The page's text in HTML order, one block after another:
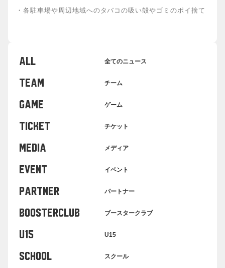
・各駐車場や周辺地域へのタバコの吸い殻やゴミのポイ捨て
ALL 全てのニュース
TEAM チーム
GAME ゲーム
TICKET チケット
MEDIA メディア
EVENT イベント
PARTNER パートナー
BOOSTERCLUB ブースタークラブ
U15 U15
SCHOOL スクール